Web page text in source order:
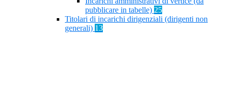
pubblicare in tabelle) 25
Titolari di incarichi dirigenziali (dirigenti non
generali) 13